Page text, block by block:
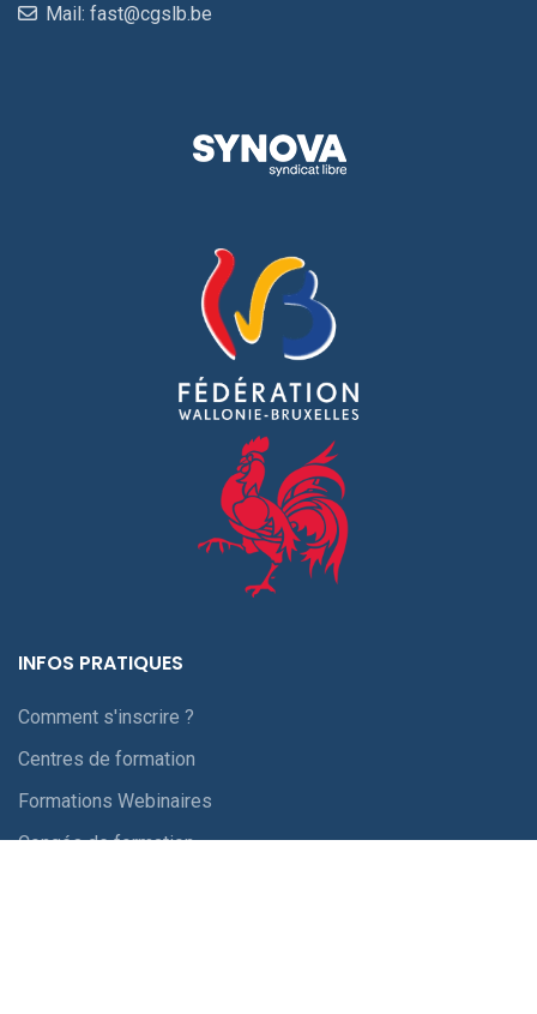
Mail: fast@cgslb.be
INFOS PRATIQUES
Comment s'inscrire ?
Centres de formation
Formations Webinaires
Congés de formation